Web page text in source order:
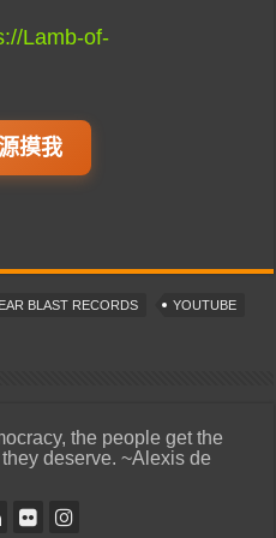
Lamb-of-
摸我
BLAST RECORDS YOUTUBE
the people get the
deserve. ~Alexis de